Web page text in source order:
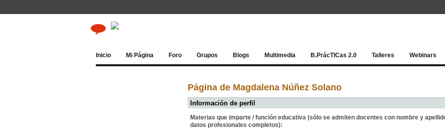
Inicio Mi Página Foro Grupos Blogs Multimedia B.PrácTICas 2.0 Talleres Webinars
Página de Magdalena Núñez Solano
Información de perfil
Materias que imparte / función educativa (sólo se admiten docentes con nombre y
datos profesionales completos):